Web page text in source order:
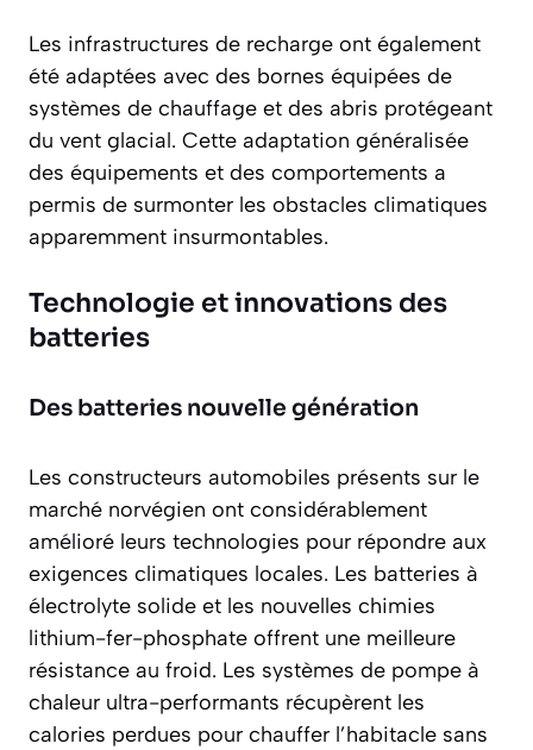
Les infrastructures de recharge ont également
été adaptées avec des bornes équipées de
systèmes de chauffage et des abris protégeant
du vent glacial. Cette adaptation généralisée
des équipements et des comportements a
permis de surmonter les obstacles climatiques
apparemment insurmontables.
Technologie et innovations des
batteries
Des batteries nouvelle génération
Les constructeurs automobiles présents sur le
marché norvégien ont considérablement
amélioré leurs technologies pour répondre aux
exigences climatiques locales. Les batteries à
électrolyte solide et les nouvelles chimies
lithium-fer-phosphate offrent une meilleure
résistance au froid. Les systèmes de pompe à
chaleur ultra-performants récupèrent les
calories perdues pour chauffer l’habitacle sans